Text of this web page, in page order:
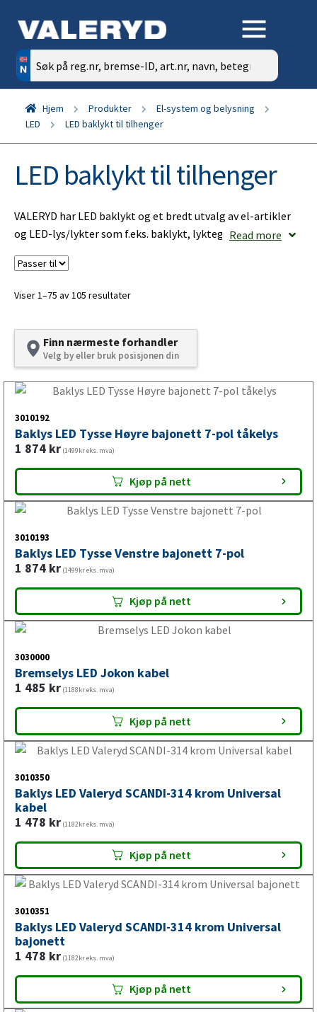
Søk
etter:
Hjem Produkter
El-system og belysning
LED
LED baklykt til tilhenger
LED baklykt til tilhenger
VALERYD har LED baklykt og et bredt utvalg av el-artikler
og LED-lys/lykter som f.eks. baklykt, lykteglass,
som passer til tilhenger, campingvogn, båthenger,
LED baklykt til tilhenger,
campingvogn og båthenger
LED baklykt brukes for å gi tydelig baklys, bremselys,
blinklys og andre lysfunksjoner bak på tilhengeren,
avhengig av lyktens utførelse. Riktig baklykt er viktig for
synlighet, trafikksikkerhet og korrekt belysning under
kjøring.
El-artikler og LED-lys til
tilhenger
VALERYD tilbyr et bredt utvalg av el-artikler og LED-
Sortimentet omfatter blant annet baklykt, lykteglass,
posisjonslys, sidemarkering, breddemarkering og skiltlys.
Til hvilke kjøretøy passer LED
baklykt?
LED baklykt og tilhørende el-artikler brukes på mange
båthenger, bilhenger og hestehenger. Riktig lykt må alltid
velges ut fra funksjon, spenning, tilkobling, mål,
montering og tekniske spesifikasjoner.
LED baklykt til tilhenger
LED baklykt til tilhenger brukes for å sikre god synlighet
bakfra og riktig lysfunksjon under kjøring. Ved bytte er det
Read more
Viser 1–75 av 105 resultater
Finn nærmeste forhandler
Velg by eller bruk posisjonen din
3010192
Baklys LED Tysse Høyre bajonett 7-pol tåkelys
1 874 kr (1499kr eks. mva)
Kjøp på nett
3010193
Baklys LED Tysse Venstre bajonett 7-pol
1 874 kr (1499kr eks. mva)
Kjøp på nett
3030000
Bremselys LED Jokon kabel
1 485 kr (1188kr eks. mva)
Kjøp på nett
3010350
Baklys LED Valeryd SCANDI-314 krom Universal
kabel
1 478 kr (1182kr eks. mva)
Kjøp på nett
3010351
Baklys LED Valeryd SCANDI-314 krom Universal
bajonett
1 478 kr (1182kr eks. mva)
Kjøp på nett